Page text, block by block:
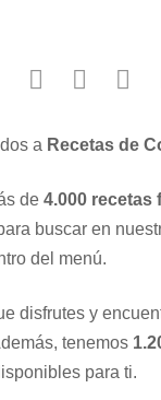
a Recetas de
de 4.000 recetas
buscar en
del menú.
disfrutes y
tenemos
para ti.